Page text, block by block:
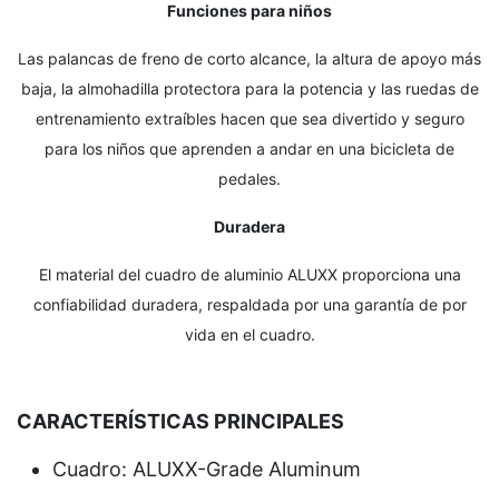
Funciones para niños
Las palancas de freno de corto alcance, la altura de apoyo más
baja, la almohadilla protectora para la potencia y las ruedas de
entrenamiento extraíbles hacen que sea divertido y seguro
para los niños que aprenden a andar en una bicicleta de
pedales.
Duradera
El material del cuadro de aluminio ALUXX proporciona una
confiabilidad duradera, respaldada por una garantía de por
vida en el cuadro.
CARACTERÍSTICAS PRINCIPALES
Cuadro: ALUXX-Grade Aluminum